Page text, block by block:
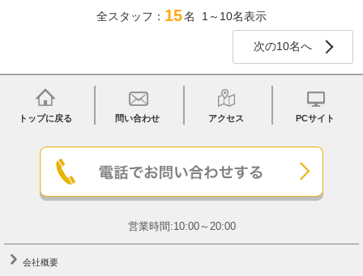
全スタッフ： 15名 1～10名表示
次の10名へ
トップに戻る 問い合わせ アクセス PCサイト
営業時間:10:00～20:00
会社概要